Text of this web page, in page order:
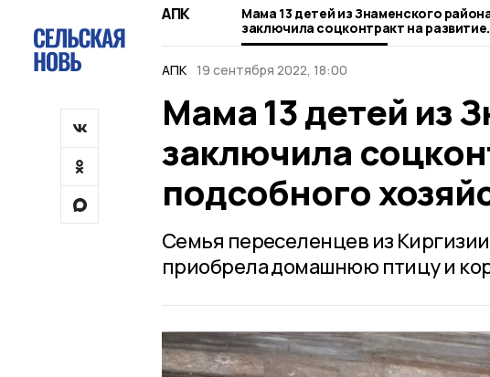
АПК
Мама 13 детей из Знаменского
заключила соцконтракт на развитие
подсобного хозяйства
АПК 19 сентября 2022, 18:00
Мама 13 детей из
заключила
подсобного
Семья переселенцев из
приобрела домашнюю птицу и